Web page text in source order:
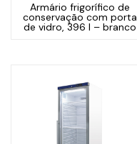
Armário frigorífico de
conservação com porta
de vidro, 396 l – branco